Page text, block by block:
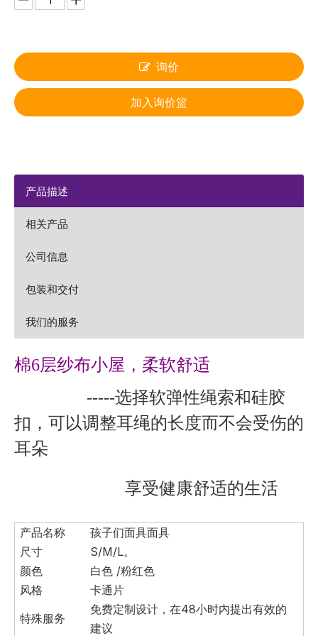
询价
加入询价篮
产品描述
相关产品
公司信息
包装和交付
我们的服务
棉6层纱布小屋，柔软舒适
-----选择软弹性绳索和硅胶
扣，可以调整耳绳的长度而不会受伤的
耳朵
享受健康舒适的生活
产品名称
孩子们面具面具
尺寸
S/M/L。
颜色
白色 /粉红色
风格
卡通片
特殊服务
免费定制设计，在48小时内提出有效的
建议